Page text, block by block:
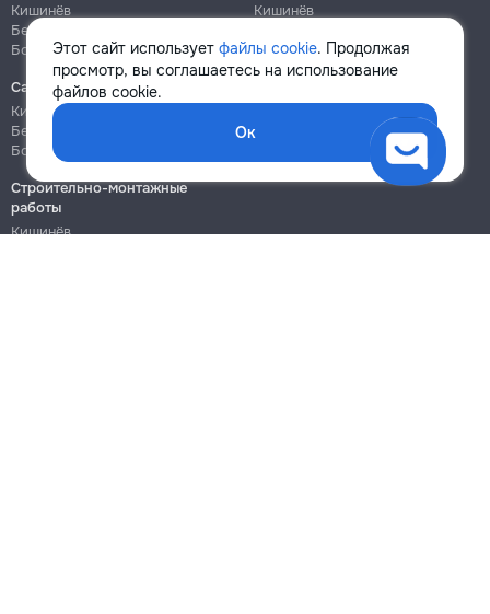
Этот сайт использует файлы cookie. Продолжая
просмотр, вы соглашаетесь на использование
файлов cookie.
Ок
Кишинёв
Бельцы
Ботаника
Кишинёв
Ботаника
Сантехнические работы
Кишинёв
Бельцы
Ботаника
Бельцы
Строительно-монтажные
работы
Кишинёв